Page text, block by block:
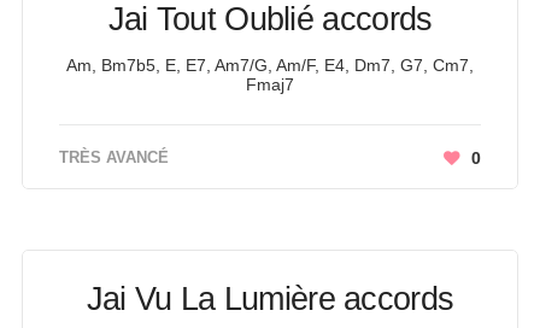
Jai Tout Oublié accords
Am, Bm7b5, E, E7, Am7/G, Am/F, E4, Dm7, G7, Cm7,
Fmaj7
TRÈS AVANCÉ 0
Jai Vu La Lumière accords